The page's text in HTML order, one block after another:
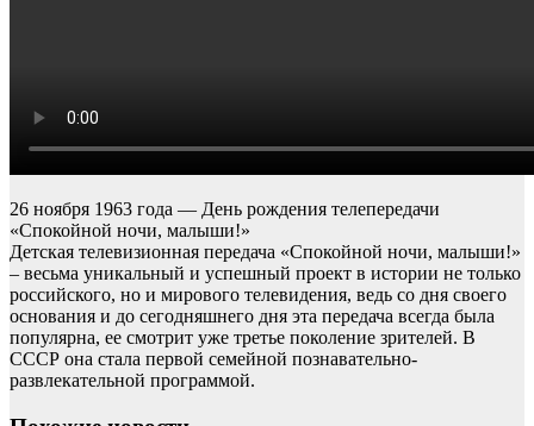
26 ноября 1963 года — День рождения телепередачи
«Спокойной ночи, малыши!»
Детская телевизионная передача «Спокойной ночи, малыши!»
– весьма уникальный и успешный проект в истории не только
российского, но и мирового телевидения, ведь со дня своего
основания и до сегодняшнего дня эта передача всегда была
популярна, ее смотрит уже третье поколение зрителей. В
СССР она стала первой семейной познавательно-
развлекательной программой.